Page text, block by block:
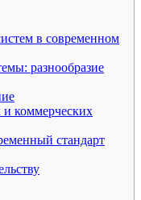
в современном
разнообразие
коммерческих
стандарт